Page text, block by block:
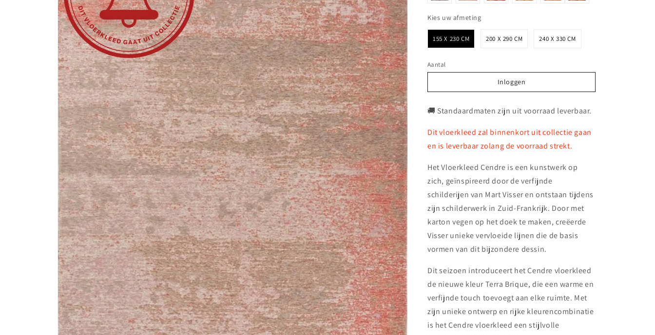
Kies uw afmetingKies uw afmeting
155 X 230 CM 200 X 290 CM 240 X 330 CM
Aantal
Inloggen
Inloggen
🚚 Standaardmaten zijn uit voorraad leverbaar.
Dit vloerkleed zal binnenkort uit collectie gaan
en is leverbaar zolang de voorraad strekt.
Het Vloerkleed Cendre is een kunstwerk op
zich, geïnspireerd door de verfijnde
schilderijen van Mart Visser en ontstaan tijdens
zijn schilderwerk in Zuid-Frankrijk. Door met
karton vegen op het doek te maken, creëerde
Visser unieke vervloeide lijnen die de basis
vormen van dit bijzondere dessin.
Dit seizoen introduceert het Cendre vloerkleed
de nieuwe kleur Terra Brique, die een warme en
verfijnde touch toevoegt aan elke ruimte. Met
zijn unieke ontwerp en rijke kleurencombinatie
is het Cendre vloerkleed een stijlvolle